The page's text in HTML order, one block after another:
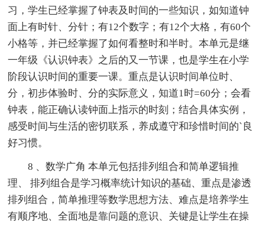
习，学生已经掌握了钟表及时间的一些知识，如知道钟
面上有时针、分针；有12个数字；有12个大格，有60个
小格等，并已经掌握了如何看整时和半时。本单元是继
一年级《认识钟表》之后的又一节课，也是学生在小学
阶段认识时间的重要一课。重点是认识时间单位时、
分，初步体验时、分的实际意义，知道1时=60分；会看
钟表，能正确认读钟面上指示的时刻；结合具体实例，
感受时间与生活的密切联系，养成遵守和珍惜时间的`良
好习惯。
8 、数学广角 本单元包括排列组合和简单逻辑推
理、 排列组合是学习概率统计知识的基础、重点是渗透
排列组合，简单推理等数学思想方法、难点是培养学生
有顺序地、全面地是靠问题的意识、关键是让学生在操